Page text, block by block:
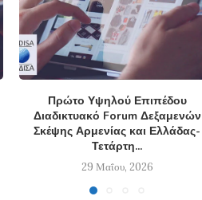
Πρώτο Υψηλού Επιπέδου
Διαδικτυακό Forum Δεξαμενών
Σκέψης Αρμενίας και Ελλάδας-
Τετάρτη...
29 Μαΐου, 2026